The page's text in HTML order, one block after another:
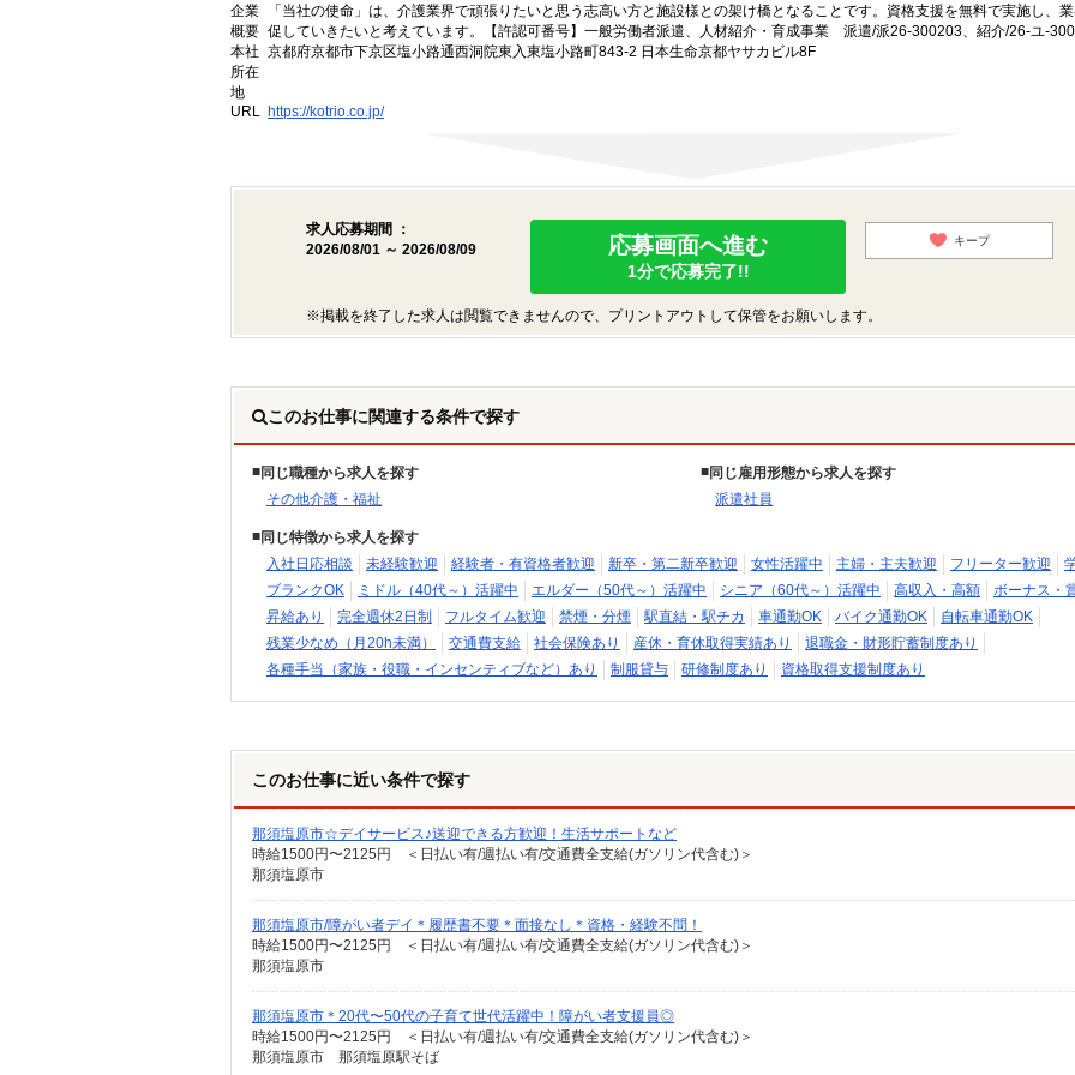
企業
概要
「当社の使命」は、介護業界で頑張りたいと思う志高い方と施設様との架け橋となることです。資格支援を無料で実施し、
促していきたいと考えています。【許認可番号】一般労働者派遣、人材紹介・育成事業 派遣/派26-300203、紹介/26-ユ-
本社
所在
地
京都府京都市下京区塩小路通西洞院東入東塩小路町843-2 日本生命京都ヤサカビル8F
URL https://kotrio.co.jp/
求人応募期間 ：
2026/08/01 ～ 2026/08/09
応募画面へ進む
1分で応募完了!!
キープ
※掲載を終了した求人は閲覧できませんので、プリントアウトして保管をお願いします。
このお仕事に関連する条件で探す
同じ職種から求人を探す
その他介護・福祉
同じ雇用形態から求人を探す
派遣社員
同じ特徴から求人を探す
入社日応相談
未経験歓迎 経験者・有資格者歓迎 新卒・第二新卒歓迎 女性活躍中 主婦・主夫歓迎 フリーター歓迎
ブランクOK
ミドル（40代～）活躍中 エルダー（50代～）活躍中 シニア（60代～）活躍中 高収入・高額
ボーナス・
昇給あり
完全週休2日制 フルタイム歓迎 禁煙・分煙 駅直結・駅チカ 車通勤OK バイク通勤OK
自転車通勤OK
残業少なめ（月20h未満）
交通費支給 社会保険あり 産休・育休取得実績あり
退職金・財形貯蓄制度あり
各種手当（家族・役職・インセンティブなど）あり
制服貸与 研修制度あり 資格取得支援制度あり
このお仕事に近い条件で探す
那須塩原市☆デイサービス♪送迎できる方歓迎！生活サポートなど
時給1500円〜2125円 ＜日払い有/週払い有/交通費全支給(ガソリン代含む)＞
那須塩原市
那須塩原市/障がい者デイ＊履歴書不要＊面接なし＊資格・経験不問！
時給1500円〜2125円 ＜日払い有/週払い有/交通費全支給(ガソリン代含む)＞
那須塩原市
那須塩原市＊20代〜50代の子育て世代活躍中！障がい者支援員◎
時給1500円〜2125円 ＜日払い有/週払い有/交通費全支給(ガソリン代含む)＞
那須塩原市 那須塩原駅そば